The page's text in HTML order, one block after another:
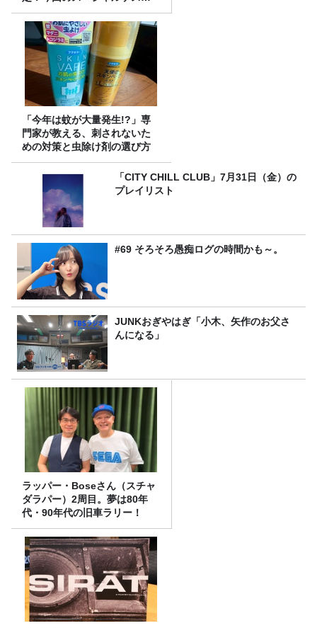
は、タカアンドトシ！
「今年は蚊が大量発生!?」専
門家が教える、刺されないた
めの対策と虫除け剤の選び方
「CITY CHILL CLUB」7月31日（金）の
プレイリスト
#69 そろそろ愚痴ログの時間かも～。
JUNKおぎやはぎ「小木、矢作のお父さ
んになる」
ラッパー・Boseさん（スチャ
ダラパー）2周目。夢は80年
代・90年代の旧車ラリー！